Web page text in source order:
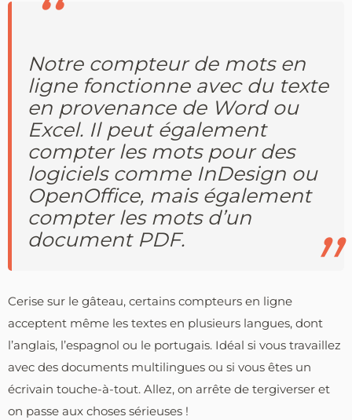
Notre compteur de mots en
ligne fonctionne avec du texte
en provenance de Word ou
Excel. Il peut également
compter les mots pour des
logiciels comme InDesign ou
OpenOffice, mais également
compter les mots d’un
document PDF.
Cerise sur le gâteau, certains compteurs en ligne
acceptent même les textes en plusieurs langues, dont
l’anglais, l’espagnol ou le portugais. Idéal si vous travaillez
avec des documents multilingues ou si vous êtes un
écrivain touche-à-tout. Allez, on arrête de tergiverser et
on passe aux choses sérieuses !